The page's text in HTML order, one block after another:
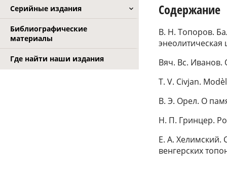
Серийные издания
Библиографические
материалы
Где найти наши издания
Содержание
В. Н. Топоров.
Вяч. Вс. Иванов.
T. V. Civjan.
В. Э. Орел. О
Н. П. Гринцер.
Е. А. Хелимский.
венгерских